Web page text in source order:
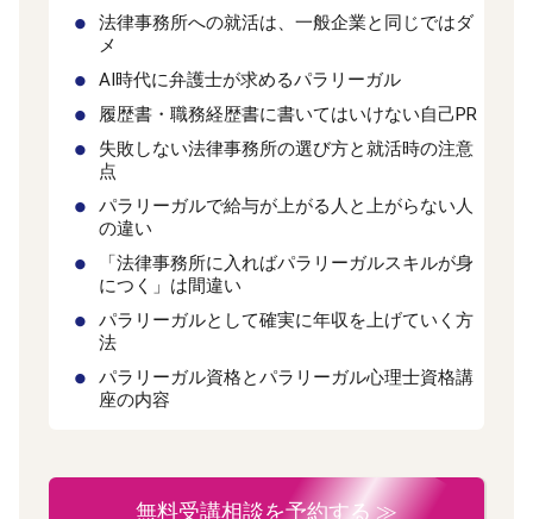
法律事務所への就活は、一般企業と同じではダ
メ
AI時代に弁護士が求めるパラリーガル
履歴書・職務経歴書に書いてはいけない自己PR
失敗しない法律事務所の選び方と就活時の注意
点
パラリーガルで給与が上がる人と上がらない人
の違い
「法律事務所に入ればパラリーガルスキルが身
につく」は間違い
パラリーガルとして確実に年収を上げていく方
法
パラリーガル資格とパラリーガル心理士資格講
座の内容
無料受講相談を予約する ≫